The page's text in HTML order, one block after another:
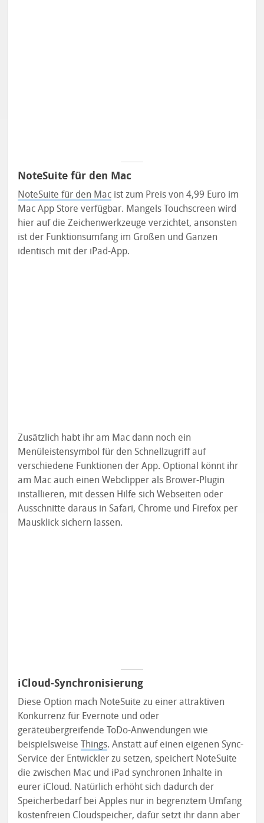
NoteSuite für den Mac
NoteSuite für den Mac ist zum Preis von 4,99 Euro im
Mac App Store verfügbar. Mangels Touchscreen wird
hier auf die Zeichenwerkzeuge verzichtet, ansonsten
ist der Funktionsumfang im Großen und Ganzen
identisch mit der iPad-App.
Zusätzlich habt ihr am Mac dann noch ein
Menüleistensymbol für den Schnellzugriff auf
verschiedene Funktionen der App. Optional könnt ihr
am Mac auch einen Webclipper als Brower-Plugin
installieren, mit dessen Hilfe sich Webseiten oder
Ausschnitte daraus in Safari, Chrome und Firefox per
Mausklick sichern lassen.
iCloud-Synchronisierung
Diese Option mach NoteSuite zu einer attraktiven
Konkurrenz für Evernote und oder
geräteübergreifende ToDo-Anwendungen wie
beispielsweiseThings. Anstatt auf einen eigenen Sync-
Service der Entwickler zu setzen, speichert NoteSuite
die zwischen Mac und iPad synchronen Inhalte in
eurer iCloud. Natürlich erhöht sich dadurch der
Speicherbedarf bei Apples nur in begrenztem Umfang
kostenfreien Cloudspeicher, dafür setzt ihr dann aber